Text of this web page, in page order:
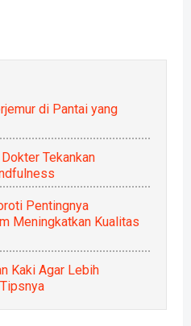
di Pantai yang
Tekankan
Pentingnya
Meningkatkan Kualitas
Kaki Agar Lebih